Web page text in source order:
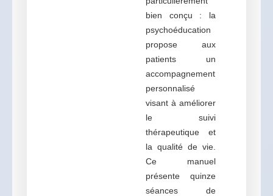
bien conçu : la
psychoéducation
propose aux
patients un
accompagnement
personnalisé
visant à améliorer
le suivi
thérapeutique et
la qualité de vie.
Ce manuel
présente quinze
séances de